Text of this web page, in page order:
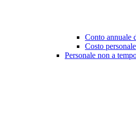
Conto annuale
Costo
Personale non a